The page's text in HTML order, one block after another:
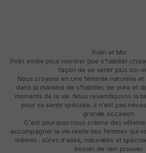
Polín et Moi
Polín existe pour montrer que s'habiller
façon de se sentir plus soi-
Nous croyons en une féminité naturelle
dans la manière de s'habiller, de vivre et
moments de la vie. Nous revendiquons la
pour se sentir spéciale, il n'est pas
grande occasion.
C'est pourquoi nous créons des
accompagner la vie réelle des femmes qui
mêmes : sûres d'elles, naturelles et
besoin de rien prouver.